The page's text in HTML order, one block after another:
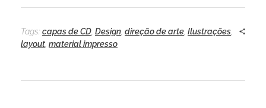
Tags: capas de CD Design direção de arte Ilustrações
layout material impresso